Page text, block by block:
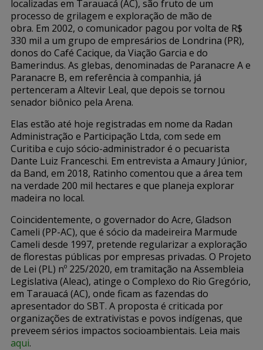
localizadas em Tarauacá (AC), são fruto de um
processo de grilagem e exploração de mão de
obra. Em 2002, o comunicador pagou por volta de R$
330 mil a um grupo de empresários de Londrina (PR),
donos do Café Cacique, da Viação Garcia e do
Bamerindus. As glebas, denominadas de Paranacre A e
Paranacre B, em referência à companhia, já
pertenceram a Altevir Leal, que depois se tornou
senador biônico pela Arena.
Elas estão até hoje registradas em nome da Radan
Administração e Participação Ltda, com sede em
Curitiba e cujo sócio-administrador é o pecuarista
Dante Luiz Franceschi. Em entrevista a Amaury Júnior,
da Band, em 2018, Ratinho comentou que a área tem
na verdade 200 mil hectares e que planeja explorar
madeira no local.
Coincidentemente, o governador do Acre, Gladson
Cameli (PP-AC), que é sócio da madeireira Marmude
Cameli desde 1997, pretende regularizar a exploração
de florestas públicas por empresas privadas. O Projeto
de Lei (PL) nº 225/2020, em tramitação na Assembleia
Legislativa (Aleac), atinge o Complexo do Rio Gregório,
em Tarauacá (AC), onde ficam as fazendas do
apresentador do SBT. A proposta é criticada por
organizações de extrativistas e povos indígenas, que
preveem sérios impactos socioambientais. Leia mais
aqui.